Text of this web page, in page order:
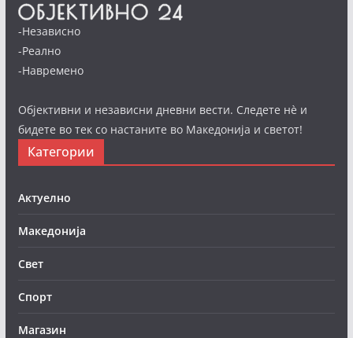
-Независно
-Реално
-Навремено
Објективни и независни дневни вести. Следете нè и
бидете во тек со настаните во Македонија и светот!
Категории
Актуелно
Македонија
Свет
Спорт
Магазин